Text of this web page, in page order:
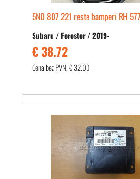
5N0 807 221 reste bamperī RH
Subaru / Forester / 2019-
€ 38.72
Cena bez PVN, € 32.00